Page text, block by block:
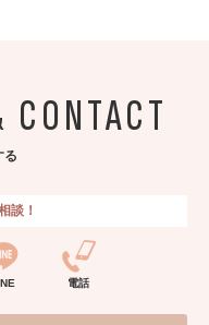
CONTACT
る
談！
電話